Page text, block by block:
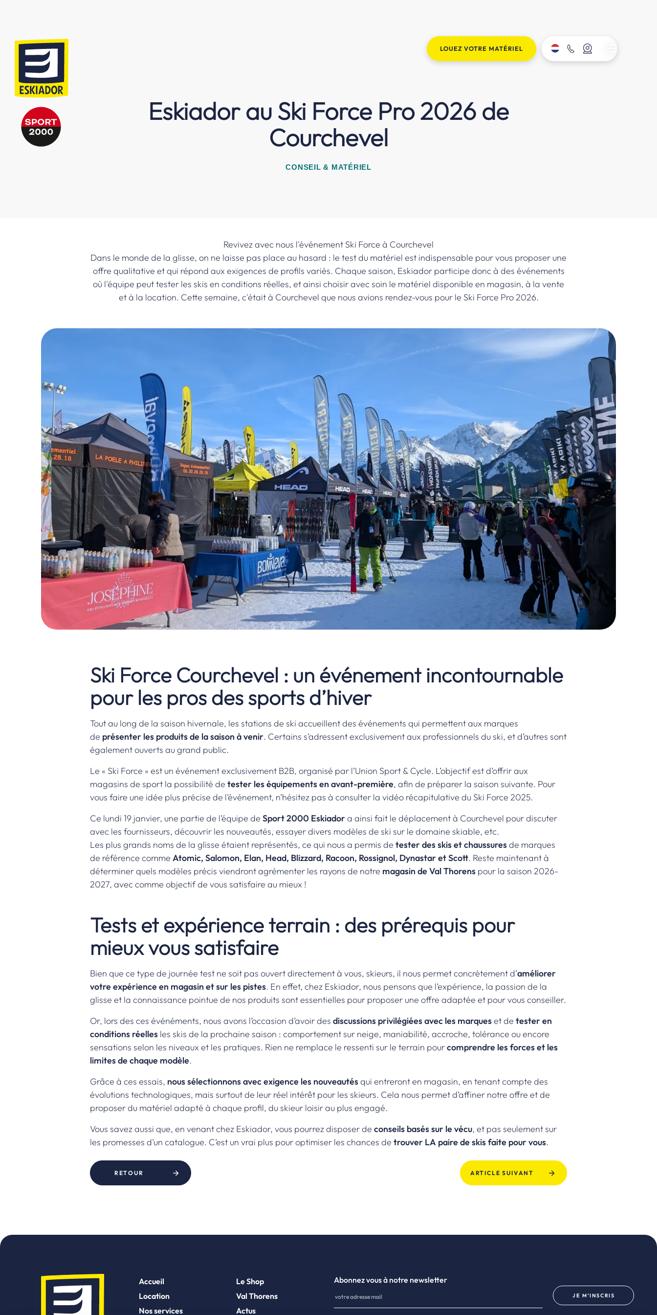
LOUEZ VOTRE MATÉRIEL
Eskiador au Ski Force Pro 2026 de
Courchevel
CONSEIL & MATÉRIEL
Revivez avec nous l'événement Ski Force à Courchevel
Dans le monde de la glisse, on ne laisse pas place au hasard : le test du matériel est indispensable pour vous proposer une
offre qualitative et qui répond aux exigences de profils variés. Chaque saison, Eskiador participe donc à des événements
où l'équipe peut tester les skis en conditions réelles, et ainsi choisir avec soin le matériel disponible en magasin, à la vente
et à la location. Cette semaine, c'était à Courchevel que nous avions rendez-vous pour le Ski Force Pro 2026.
Ski Force Courchevel : un événement incontournable
pour les pros des sports d’hiver
Tout au long de la saison hivernale, les stations de ski accueillent des événements qui permettent aux marques
de présenter les produits de la saison à venir. Certains s’adressent exclusivement aux professionnels du ski, et d’autres sont
également ouverts au grand public.
Le « Ski Force » est un événement exclusivement B2B, organisé par l’Union Sport & Cycle. L’objectif est d’offrir aux
magasins de sport la possibilité de tester les équipements en avant-première, afin de préparer la saison suivante. Pour
vous faire une idée plus précise de l’événement, n’hésitez pas à consulter la vidéo récapitulative du Ski Force 2025.
Ce lundi 19 janvier, une partie de l’équipe de Sport 2000 Eskiadora ainsi fait le déplacement à Courchevel pour discuter
avec les fournisseurs, découvrir les nouveautés, essayer divers modèles de ski sur le domaine skiable, etc.
Les plus grands noms de la glisse étaient représentés, ce qui nous a permis de tester des skis et chaussuresde marques
de référence comme Atomic, Salomon, Elan, Head, Blizzard, Racoon, Rossignol, Dynastar et Scott. Reste maintenant à
déterminer quels modèles précis viendront agrémenter les rayons de notre magasin de Val Thorenspour la saison 2026-
2027, avec comme objectif de vous satisfaire au mieux !
Tests et expérience terrain : des prérequis pour
mieux vous satisfaire
Bien que ce type de journée test ne soit pas ouvert directement à vous, skieurs, il nous permet concrètement d’améliorer
votre expérience en magasin et sur les pistes. En effet, chez Eskiador, nous pensons que l’expérience, la passion de la
glisse et la connaissance pointue de nos produits sont essentielles pour proposer une offre adaptée et pour vous conseiller.
Or, lors des ces événéments, nous avons l’occasion d’avoir des discussions privilégiées avec les marqueset de tester en
conditions réellesles skis de la prochaine saison : comportement sur neige, maniabilité, accroche, tolérance ou encore
sensations selon les niveaux et les pratiques. Rien ne remplace le ressenti sur le terrain pourcomprendre les forces et les
limites de chaque modèle.
Grâce à ces essais, nous sélectionnons avec exigence les nouveautésqui entreront en magasin, en tenant compte des
évolutions technologiques, mais surtout de leur réel intérêt pour les skieurs. Cela nous permet d’affiner notre offre et de
proposer du matériel adapté à chaque profil, du skieur loisir au plus engagé.
Vous savez aussi que, en venant chez Eskiador, vous pourrez disposer de conseils basés sur le vécu, et pas seulement sur
les promesses d’un catalogue. C’est un vrai plus pour optimiser les chances de trouver LA paire de skis faite pour vous.
RETOUR ARTICLE SUIVANT
Accueil
Location
Nos services
Le Shop
Val Thorens
Actus
Abonnez vous à notre newsletter
JE M’INSCRIS